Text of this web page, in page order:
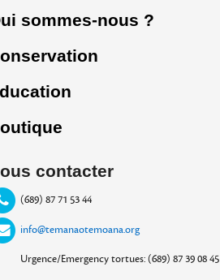
sommes-nous ?
contacter
(689) 87 71 53 44
info@temanaotemoana.org
Urgence/Emergency tortues: (689) 87 39 08 45